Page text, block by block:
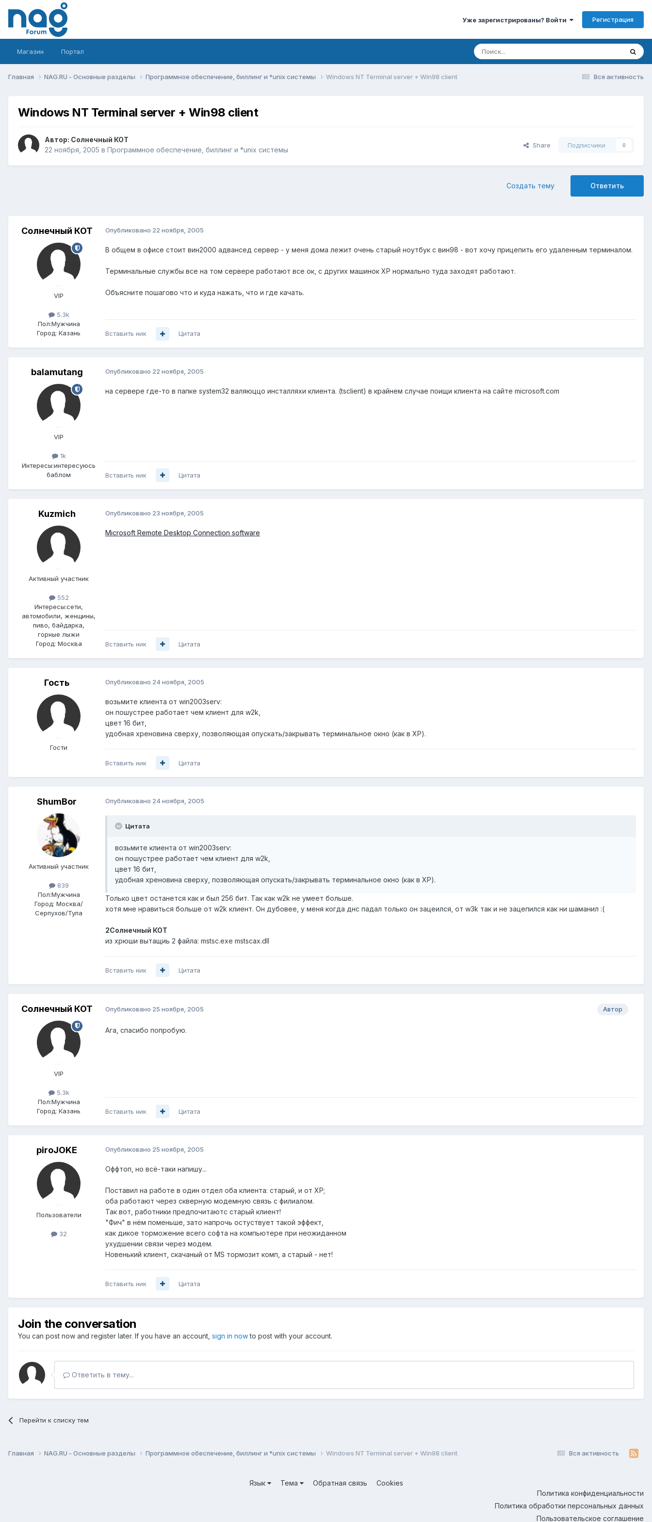
Уже зарегистрированы? Войти Регистрация
Магазин Портал
Вся активность
Главная NAG.RU - Основные разделы Программное обеспечение, биллинг и *unix системы Windows NT Terminal server + Win98 client
Windows NT Terminal server + Win98 client
Автор: Солнечный КОТ
22 ноября, 2005 в Программное обеспечение, биллинг и *unix системы
Share Подписчики 0
Ответить
Создать тему
Солнечный КОТ
VIP
5.3k
Пол:Мужчина
Город: Казань
Опубликовано 22 ноября, 2005
В общем в офисе стоит вин2000 адвансед сервер - у меня дома лежит очень старый ноутбук с вин98 - вот хочу прицепить его удаленным терминалом.
Терминальные службы все на том сервере работают все ок, с других машинок ХР нормально туда заходят работают.
Объясните пошагово что и куда нажать, что и где качать.
Вставить ник Цитата
balamutang
VIP
1k
Интересы:интересуюсь
баблом
Опубликовано 22 ноября, 2005
на сервере где-то в папке system32 валяюццо инсталляхи клиента. (tsclient) в крайнем случае поищи клиента на сайте microsoft.com
Вставить ник Цитата
Kuzmich
Активный участник
552
Интересы:сети,
автомобили, женщины,
пиво, байдарка,
горные лыжи
Город: Москва
Опубликовано 23 ноября, 2005
Microsoft Remote Desktop Connection software
Вставить ник Цитата
Гость
Гости
Опубликовано 24 ноября, 2005
возьмите клиента от win2003serv:
он пошустрее работает чем клиент для w2k,
цвет 16 бит,
удобная хреновина сверху, позволяющая опускать/закрывать терминальное окно (как в ХР).
Вставить ник Цитата
ShumBor
Активный участник
839
Пол:Мужчина
Город: Москва/
Серпухов/Тула
Опубликовано 24 ноября, 2005
Цитата
возьмите клиента от win2003serv:
он пошустрее работает чем клиент для w2k,
цвет 16 бит,
удобная хреновина сверху, позволяющая опускать/закрывать терминальное окно (как в ХР).
Только цвет останется как и был 256 бит. Так как w2k не умеет больше.
хотя мне нравиться больше от w2k клиент. Он дубовее, у меня когда днс падал только он зацеился, от w3k так и не зацепился как ни шаманил :(
2Солнечный КОТ
из хрюши вытащиь 2 файла: mstsc.exe mstscax.dll
Вставить ник Цитата
Солнечный КОТ
VIP
5.3k
Пол:Мужчина
Город: Казань
Автор
Опубликовано 25 ноября, 2005
Ага, спасибо попробую.
Вставить ник Цитата
piroJOKE
Пользователи
32
Опубликовано 25 ноября, 2005
Оффтоп, но всё-таки напишу...
Поставил на работе в один отдел оба клиента: старый, и от XP;
оба работают через скверную модемную связь с филиалом.
Так вот, работники предпочитаютс старый клиент!
"Фич" в нём поменьше, зато напрочь остуствует такой эффект,
как дикое торможение всего софта на компьютере при неожиданном
ухудшении связи через модем.
Новенький клиент, скачаный от MS тормозит комп, а старый - нет!
Вставить ник Цитата
Join the conversation
You can post now and register later. If you have an account, sign in nowto post with your account.
Ответить в тему...
Перейти к списку тем
Вся активность
Главная NAG.RU - Основные разделы Программное обеспечение, биллинг и *unix системы Windows NT Terminal server + Win98 client
Язык Тема Обратная связь
Cookies
Политика конфиденциальности
Политика обработки персональных данных
Пользовательское соглашение